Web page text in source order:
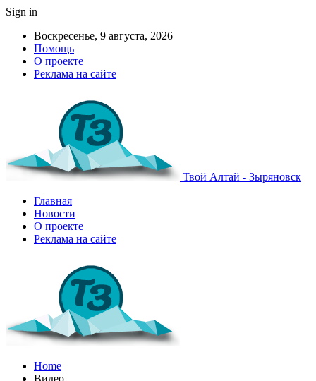
Sign in
Воскресенье, 9 августа, 2026
Помощь
О проекте
Реклама на сайте
Твой Алтай - Зыряновск
Главная
Новости
О проекте
Реклама на сайте
Home
Видео